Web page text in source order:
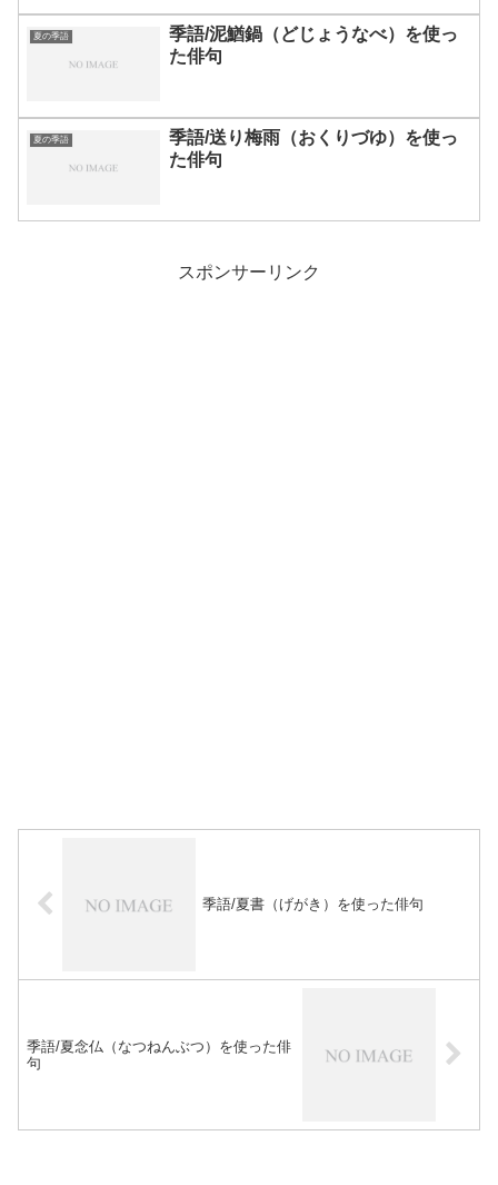
夏の季語
季語/泥鰌鍋（どじょうなべ）を使っ
た俳句
夏の季語
季語/送り梅雨（おくりづゆ）を使っ
た俳句
スポンサーリンク
季語/夏書（げがき）を使った俳句
季語/夏念仏（なつねんぶつ）を使った俳
句